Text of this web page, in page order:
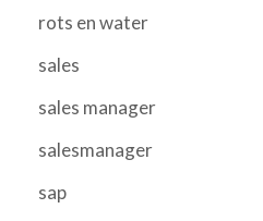
rots en water
sales
sales manager
salesmanager
sap